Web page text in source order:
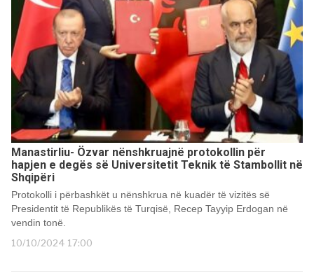
Manastirliu- Özvar nënshkruajnë protokollin për
hapjen e degës së Universitetit Teknik të Stambollit në
Shqipëri
Protokolli i përbashkët u nënshkrua në kuadër të vizitës së
Presidentit të Republikës të Turqisë, Recep Tayyip Erdogan në
vendin tonë.
10/10/2024 17:00